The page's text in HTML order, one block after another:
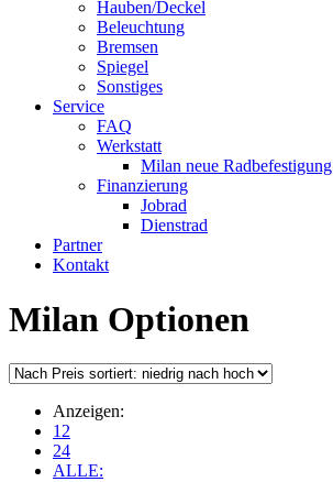
Hauben/Deckel
Beleuchtung
Bremsen
Spiegel
Sonstiges
Service
FAQ
Werkstatt
Milan neue Radbefestigung
Finanzierung
Jobrad
Dienstrad
Partner
Kontakt
Milan Optionen
Anzeigen:
12
24
ALLE: